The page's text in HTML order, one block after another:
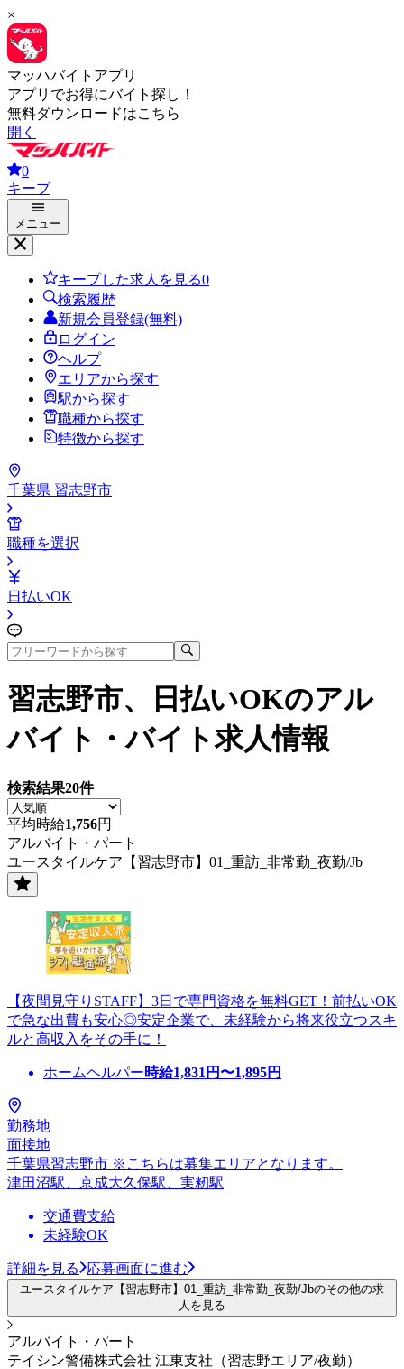
×
マッハバイトアプリ
アプリでお得にバイト探し！
無料ダウンロードはこちら
開く
0
キープ
メニュー
キープした求人を見る0
検索履歴
新規会員登録(無料)
ログイン
ヘルプ
エリアから探す
駅から探す
職種から探す
特徴から探す
千葉県 習志野市
職種を選択
日払いOK
習志野市、日払いOKのアル
バイト・バイト求人情報
検索結果20件
平均時給1,756円
アルバイト・パート
ユースタイルケア【習志野市】01_重訪_非常勤_夜勤/Jb
【夜間見守りSTAFF】3日で専門資格を無料GET！前払いOK
で急な出費も安心◎安定企業で、未経験から将来役立つスキ
ルと高収入をその手に！
ホームヘルパー時給1,831 円〜1,895円
勤務地
面接地
千葉県習志野市 ※こちらは募集エリアとなります。
津田沼駅、京成大久保駅、実籾駅
交通費支給
未経験OK
詳細を見る 応募画面に進む
ユースタイルケア【習志野市】01_重訪_非常勤_夜勤/Jbのその他の求
人を見る
アルバイト・パート
テイシン警備株式会社 江東支社（習志野エリア/夜勤）